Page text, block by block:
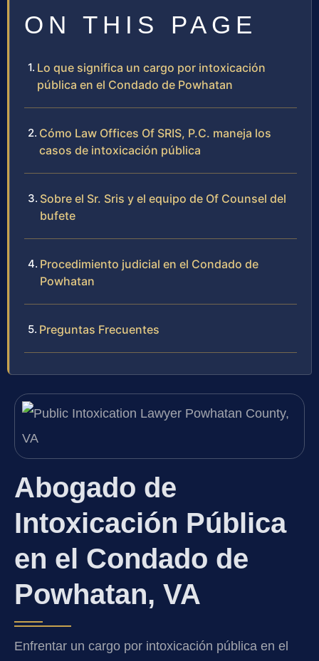
ON THIS PAGE
Lo que significa un cargo por intoxicación
pública en el Condado de Powhatan
Cómo Law Offices Of SRIS, P.C. maneja los
casos de intoxicación pública
Sobre el Sr. Sris y el equipo de Of Counsel del
bufete
Procedimiento judicial en el Condado de
Powhatan
Preguntas Frecuentes
Abogado de
Intoxicación Pública
en el Condado de
Powhatan, VA
Enfrentar un cargo por intoxicación pública en el